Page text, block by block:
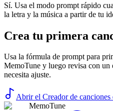
Sí. Usa el modo prompt rápido
la letra y la música a partir de tu
Crea tu primera
Usa la fórmula de prompt para
MemoTune y luego revisa con
necesita ajuste.
Abrir el Creador de
MemoTune